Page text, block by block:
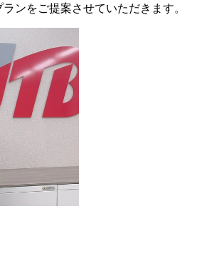
ンをご提案させていただきます。